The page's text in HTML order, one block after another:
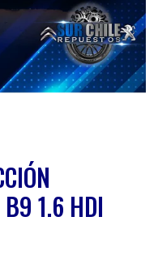
B9 1.6 HDI